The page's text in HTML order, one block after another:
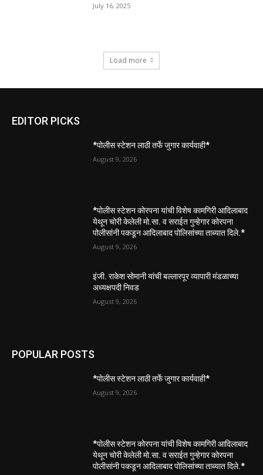
July 16, 2025
Load more
EDITOR PICKS
*पोलीस स्टेशन लाठी तर्फे जुगार कार्यवाही*
August 9, 2026
*पोलीस स्टेशन कोरपना यांची विशेष कामगिरी आदिलाबाद
येथून चोरी केलेली मो.सा. व सराईत गुन्हेगार कोरपना
पोलीसांनी पकडून आदिलाबाद पोलिसांच्या ताब्यात दिले.*
August 9, 2026
इंजी. राकेश सोमानी यांची बल्लारपूर व्यापारी मंडळाच्या
अध्यक्षपदी निवड
August 9, 2026
POPULAR POSTS
*पोलीस स्टेशन लाठी तर्फे जुगार कार्यवाही*
August 9, 2026
*पोलीस स्टेशन कोरपना यांची विशेष कामगिरी आदिलाबाद
येथून चोरी केलेली मो.सा. व सराईत गुन्हेगार कोरपना
पोलीसांनी पकडून आदिलाबाद पोलिसांच्या ताब्यात दिले.*